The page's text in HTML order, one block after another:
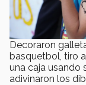
Decoraron
basquetbol, tiro
una caja usando
adivinaron los